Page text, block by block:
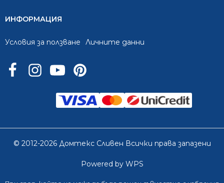
ИНФОРМАЦИЯ
Условия за ползване Личните данни
© 2012-2026 Домтекс Сливен Всички права запазени
Powered by WPS